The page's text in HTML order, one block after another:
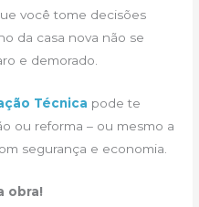
você tome decisões
da casa nova não se
e demorado.
Técnica pode te
ou reforma – ou mesmo a
segurança e economia.
obra!